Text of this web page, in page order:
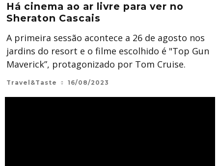
Há cinema ao ar livre para ver no
Sheraton Cascais
A primeira sessão acontece a 26 de agosto nos
jardins do resort e o filme escolhido é "Top Gun
Maverick”, protagonizado por Tom Cruise.
Travel&Taste 16/08/2023